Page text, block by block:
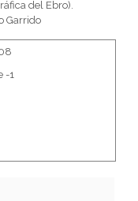
del Ebro).
Garrido
-1